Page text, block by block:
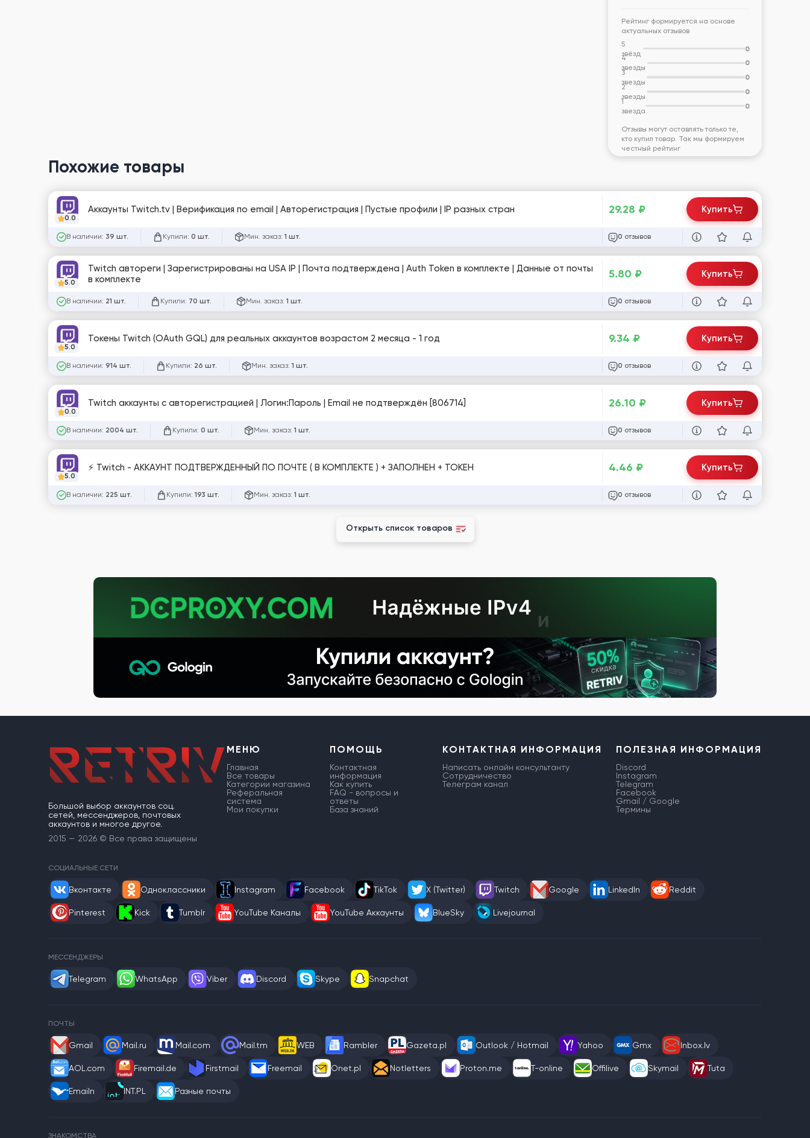
Рейтинг формируется на основе
актуальных отзывов
5
звёзд
0
4
звезды
0
3
звезды
0
2
звезды
0
1
звезда
0
Отзывы могут оставлять только те,
кто купил товар. Так мы формируем
честный рейтинг
Похожие товары
0.0
Аккаунты Twitch.tv | Верификация по email | Авторегистрация | Пустые профили | IP разных стран
В наличии: 39 шт. Купили: 0 шт. Мин. заказ: 1 шт.
29.28 ₽
0 отзывов
Купить
5.0
Twitch автореги | Зарегистрированы на USA IP | Почта подтверждена | Auth Token в комплекте | Данные от почты
в комплекте
В наличии: 21 шт. Купили: 70 шт. Мин. заказ: 1 шт.
5.80 ₽
0 отзывов
Купить
5.0
Токены Twitch (OAuth GQL) для реальных аккаунтов возрастом 2 месяца - 1 год
В наличии: 914 шт. Купили: 26 шт. Мин. заказ: 1 шт.
9.34 ₽
0 отзывов
Купить
0.0
Twitch аккаунты с авторегистрацией | Логин:Пароль | Email не подтверждён [806714]
В наличии: 2004 шт. Купили: 0 шт. Мин. заказ: 1 шт.
26.10 ₽
0 отзывов
Купить
5.0
⚡ Twitch - АККАУНТ ПОДТВЕРЖДЕННЫЙ ПО ПОЧТЕ ( В КОМПЛЕКТЕ ) + ЗАПОЛНЕН + ТОКЕН
В наличии: 225 шт. Купили: 193 шт. Мин. заказ: 1 шт.
4.46 ₽
0 отзывов
Купить
Открыть список товаров
Большой выбор аккаунтов соц.
сетей, мессенджеров, почтовых
аккаунтов и многое другое.
2015 — 2026 © Все права защищены
МЕНЮ
Главная
Все товары
Категории магазина
Реферальная
система
Мои покупки
ПОМОЩЬ
Контактная
информация
Как купить
FAQ - вопросы и
ответы
База знаний
КОНТАКТНАЯ ИНФОРМАЦИЯ
Написать онлайн консультанту
Сотрудничество
Телеграм канал
ПОЛЕЗНАЯ ИНФОРМАЦИЯ
Discord
Instagram
Telegram
Facebook
Gmail / Google
Термины
СОЦИАЛЬНЫЕ СЕТИ
Вконтакте Одноклассники Instagram Facebook TikTok X (Twitter) Twitch Google LinkedIn Reddit
Pinterest Kick Tumblr YouTube Каналы YouTube Аккаунты BlueSky Livejournal
МЕССЕНДЖЕРЫ
Telegram WhatsApp Viber Discord Skype Snapchat
ПОЧТЫ
Gmail Mail.ru Mail.com Mail.tm WEB Rambler Gazeta.pl Outlook / Hotmail Yahoo Gmx Inbox.lv
AOL.com Firemail.de Firstmail Freemail Onet.pl Notletters Proton.me T-online Offilive Skymail Tuta
Emailn INT.PL Разные почты
ЗНАКОМСТВА